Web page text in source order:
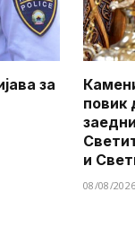
за
повик
и
08/08/2026